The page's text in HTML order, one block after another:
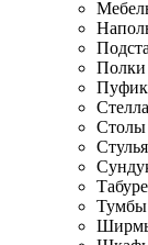
Полки
Столы
Стулья
Тумбы